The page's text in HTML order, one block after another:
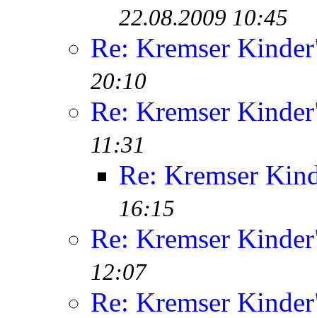
22.08.2009 10:45
Re: Kremser
20:10
Re: Kremser
11:31
Re: Kremser
16:15
Re: Kremser
12:07
Re: Kremser